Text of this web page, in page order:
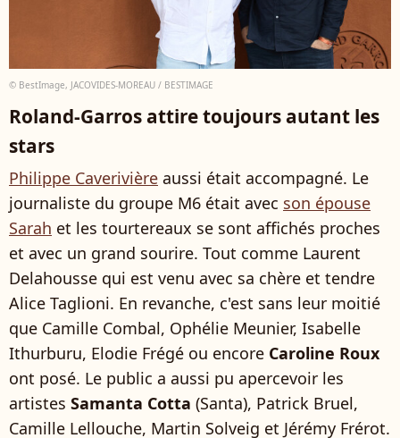
© BestImage, JACOVIDES-MOREAU / BESTIMAGE
Roland-Garros attire toujours autant les
stars
Philippe Caverivière aussi était accompagné. Le
journaliste du groupe M6 était avec son épouse
Sarah et les tourtereaux se sont affichés proches
et avec un grand sourire. Tout comme Laurent
Delahousse qui est venu avec sa chère et tendre
Alice Taglioni. En revanche, c'est sans leur moitié
que Camille Combal, Ophélie Meunier, Isabelle
Ithurburu, Elodie Frégé ou encore Caroline Roux
ont posé. Le public a aussi pu apercevoir les
artistes Samanta Cotta (Santa), Patrick Bruel,
Camille Lellouche, Martin Solveig et Jérémy Frérot.